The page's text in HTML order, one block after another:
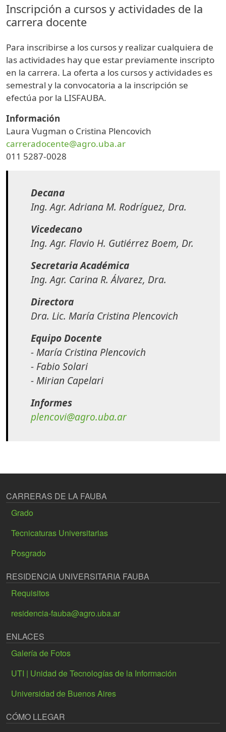
Inscripción a cursos y actividades de la
carrera docente
Para inscribirse a los cursos y realizar cualquiera de
las actividades hay que estar previamente inscripto
en la carrera. La oferta a los cursos y actividades es
semestral y la convocatoria a la inscripción se
efectúa por la LISFAUBA.
Información
Laura Vugman o Cristina Plencovich
carreradocente@agro.uba.ar
011 5287-0028
Decana
Ing. Agr. Adriana M. Rodríguez, Dra.
Vicedecano
Ing. Agr. Flavio H. Gutiérrez Boem, Dr.
Secretaria Académica
Ing. Agr. Carina R. Álvarez, Dra.
Directora
Dra. Lic. María Cristina Plencovich
Equipo Docente
- María Cristina Plencovich
- Fabio Solari
- Mirian Capelari
Informes
plencovi@agro.uba.ar
CARRERAS DE LA FAUBA
Grado
Tecnicaturas Universitarias
Posgrado
RESIDENCIA UNIVERSITARIA FAUBA
Requisitos
residencia-fauba@agro.uba.ar
ENLACES
Galería de Fotos
UTI | Unidad de Tecnologías de la Información
Universidad de Buenos Aires
CÓMO LLEGAR